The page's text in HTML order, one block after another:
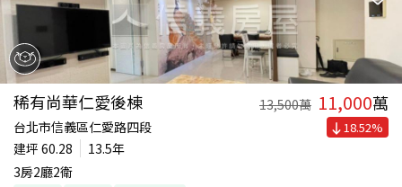
稀有尚華仁愛後棟 13,500萬 11,000萬
台北市信義區仁愛路四段
建坪 60.28
13.5年
3房2廳2衛
18.52%